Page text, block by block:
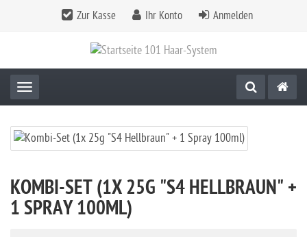
Zur Kasse Ihr Konto Anmelden
Toggle navigation
KOMBI-SET (1X 25G "S4 HELLBRAUN" +
1 SPRAY 100ML)